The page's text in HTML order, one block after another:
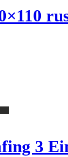
3